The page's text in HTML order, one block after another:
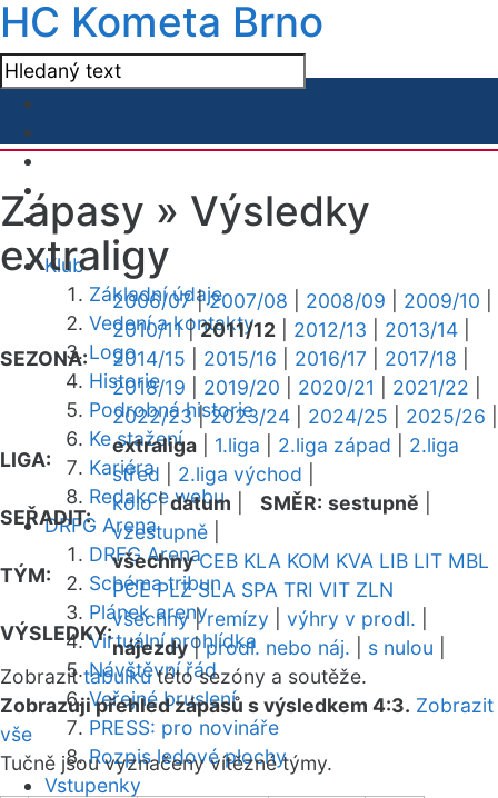
HC Kometa Brno
Klub
Základní údaje
Vedení a kontakty
Logo
Historie
Podrobná historie
Ke stažení
Kariéra
Redakce webu
DRFG Arena
DRFG Arena
Schéma tribun
Plánek areny
Virtuální prohlídka
Návštěvní řád
Veřejné bruslení
PRESS: pro novináře
Rozpis ledové plochy
Vstupenky
Zápasy » Výsledky
extraligy
SEZONA:
2006/07|2007/08 2008/09 2009/10
2010/11|2011/12 2012/13 2013/14
2014/15
2015/16 2016/17 2017/18
2018/19
2019/20 2020/21 2021/22
2022/23|2023/24 2024/25 2025/26
LIGA:
extraliga 1.liga 2.liga západ
2.liga
střed
2.liga východ
SEŘADIT:
kolo|datum SMĚR: sestupně
vzestupně
TÝM:
všechny CEB KLA KOM KVA LIB LIT MBL
PCE PLZ SLA SPA TRI VIT ZLN
VÝSLEDKY:
všechny|remízy výhry v prodl.
nájezdy|prodl. nebo náj. s nulou
Zobrazittabulkutéto sezóny a soutěže.
Zobrazuji přehled zápasů s výsledkem 4:3. Zobrazit
vše
Tučně jsou vyznačeny vítězné týmy.